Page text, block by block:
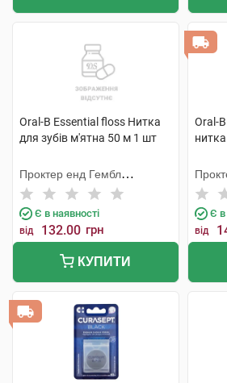
Oral-B Essential floss Нитка
для зубів м'ятна 50 м 1 шт
Проктер енд Гембл
Меньюфекчурінг
Є в наявності
від 132.00 грн
КУПИТИ
Oral-
Є в
від